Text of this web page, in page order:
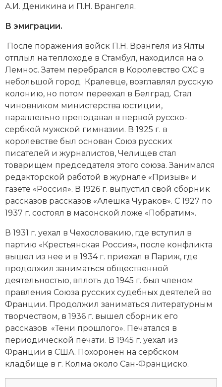
Общественные объединения и организации
Политическая история
Революции и народные движения
Религия и церковь
Россия
Северная Америка
Социально-экономическая история
Специальные исторические дисциплины
Южная Америка
А.И. Деникина и П.Н. Врангеля.
В эмиграции.
После поражения войск П.Н. Врангеля из Ялты
отплыл на теплоходе в Стамбул, находился на о.
Лемнос. Затем перебрался в Королевство СХС в
небольшой город Кралевце, возглавлял русскую
колонию, но потом переехал в Белград. Стал
чиновником министерства юстиции,
параллельно преподавал в первой русско-
сербкой мужской гимназии. В 1925 г. в
королевстве был основан Союз русских
писателей и журналистов, Челищев стал
товарищем председателя этого союза. Занимался
редакторской работой в журнале «Призыв» и
газете «Россия». В 1926 г. выпустил свой сборник
рассказов рассказов «Алешка Чураков». С 1927 по
1937 г. состоял в масонской ложе «Побратим».
В 1931 г. уехал в Чехословакию, где вступил в
партию «Крестьянская Россия», после конфликта
вышел из нее и в 1934 г. приехал в Париж, где
продолжил заниматься общественной
деятельностью, вплоть до 1945 г. был членом
правления Союза русских судебных деятелей во
Франции. Продолжил заниматься литературным
творчеством, в 1936 г. вышел сборник его
рассказов «Тени прошлого». Печатался в
периодической печати. В 1945 г. уехал из
Франции в США. Похоронен на сербском
кладбище в г. Колма около Сан-Франциско.